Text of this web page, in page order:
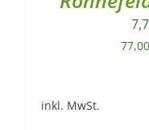
inkl. MwSt.